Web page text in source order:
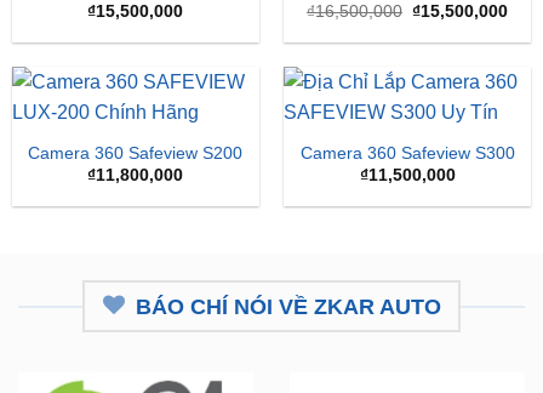
Camera 360 Safeview S200
₫11,800,000
Camera 360 Safeview S300
₫11,500,000